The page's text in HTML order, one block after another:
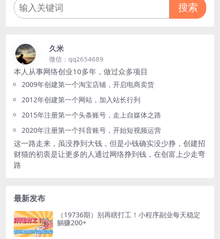
搜索
久米
微信：qq2654689
本人从事网络创业10多年，做过众多项目
2009年创建第一个淘宝店铺，开启电商卖货
2012年创建第一个网站，加入站长行列
2015年注册第一个头条账号，走上自媒体之路
2020年注册第一个抖音账号，开始短视频运营
这一路走来，虽没挣到大钱，但是小钱确实没少挣，创建招
财猫的初衷是让更多的人通过网络挣到钱，在创富上少走弯
路
最新发布
（19736期）别再瞎打工！小程序副业每天稳定
躺赚200+